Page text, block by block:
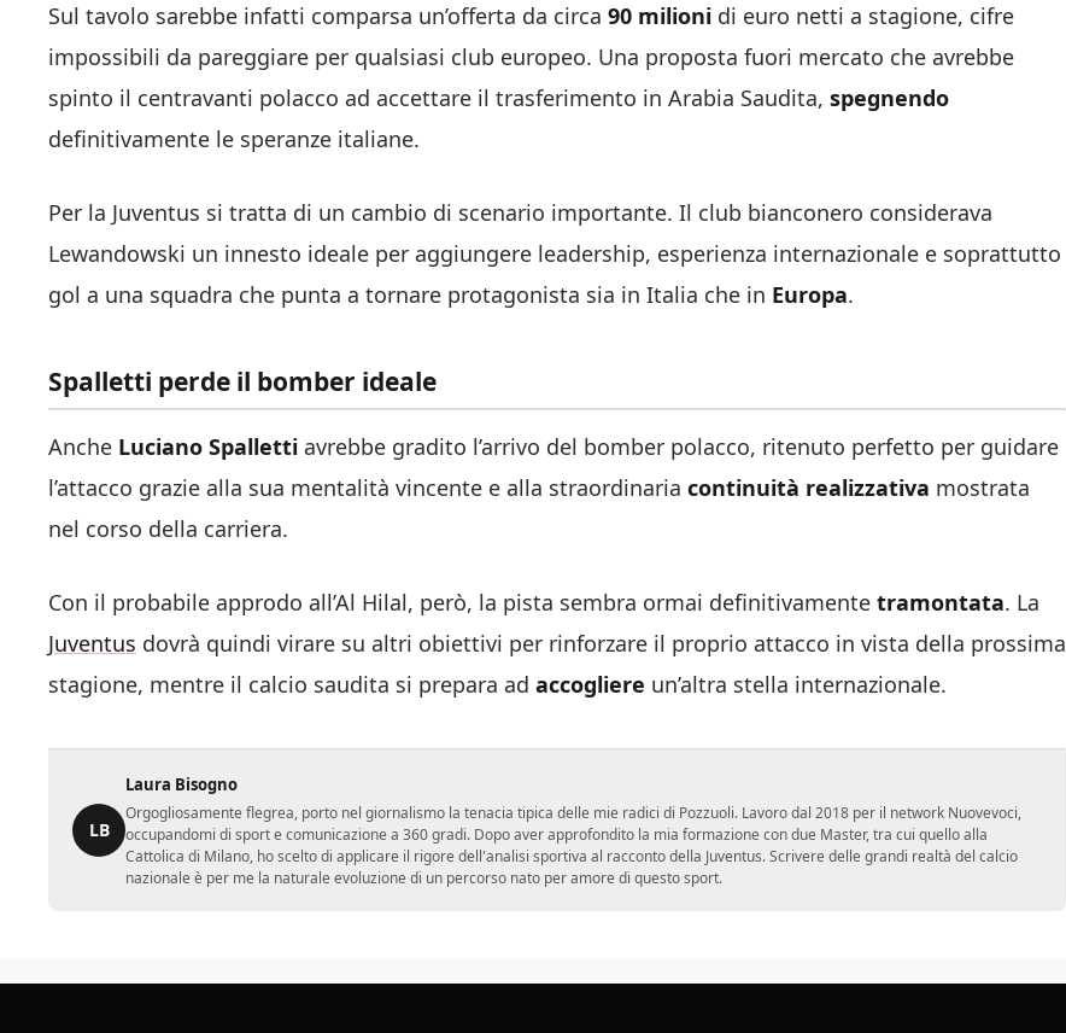
Sul tavolo sarebbe infatti comparsa un’offerta da circa 90 milioni di euro netti a stagione, cifre
impossibili da pareggiare per qualsiasi club europeo. Una proposta fuori mercato che avrebbe
spinto il centravanti polacco ad accettare il trasferimento in Arabia Saudita, spegnendo
definitivamente le speranze italiane.
Per la Juventus si tratta di un cambio di scenario importante. Il club bianconero considerava
Lewandowski un innesto ideale per aggiungere leadership, esperienza internazionale e soprattutto
gol a una squadra che punta a tornare protagonista sia in Italia che in Europa.
Spalletti perde il bomber ideale
Anche Luciano Spalletti avrebbe gradito l’arrivo del bomber polacco, ritenuto perfetto per guidare
l’attacco grazie alla sua mentalità vincente e alla straordinaria continuità realizzativa mostrata
nel corso della carriera.
Con il probabile approdo all’Al Hilal, però, la pista sembra ormai definitivamente tramontata. La
Juventus dovrà quindi virare su altri obiettivi per rinforzare il proprio attacco in vista della prossima
stagione, mentre il calcio saudita si prepara ad accogliere un’altra stella internazionale.
LB
Laura Bisogno
Orgogliosamente flegrea, porto nel giornalismo la tenacia tipica delle mie radici di Pozzuoli. Lavoro dal 2018 per il network Nuovevoci,
occupandomi di sport e comunicazione a 360 gradi. Dopo aver approfondito la mia formazione con due Master, tra cui quello alla
Cattolica di Milano, ho scelto di applicare il rigore dell'analisi sportiva al racconto della Juventus. Scrivere delle grandi realtà del calcio
nazionale è per me la naturale evoluzione di un percorso nato per amore di questo sport.